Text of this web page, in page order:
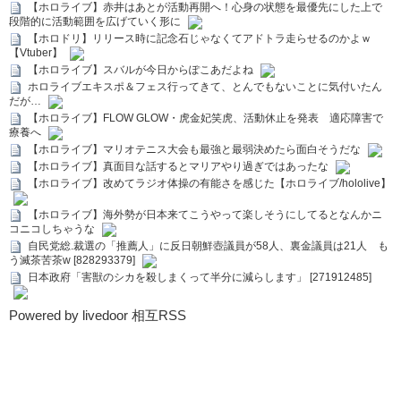
【ホロライブ】赤井はあとが活動再開へ！心身の状態を最優先にした上で
段階的に活動範囲を広げていく形に
【ホロドリ】リリース時に記念石じゃなくてアドトラ走らせるのかよｗ
【Vtuber】
【ホロライブ】スバルが今日からぽこあだよね
ホロライブエキスポ＆フェス行ってきて、とんでもないことに気付いたん
だが…
【ホロライブ】FLOW GLOW・虎金妃笑虎、活動休止を発表 適応障害で
療養へ
【ホロライブ】マリオテニス大会も最強と最弱決めたら面白そうだな
【ホロライブ】真面目な話するとマリアやり過ぎではあったな
【ホロライブ】改めてラジオ体操の有能さを感じた【ホロライブ/hololive】
【ホロライブ】海外勢が日本来てこうやって楽しそうにしてるとなんかニ
コニコしちゃうな
自民党総.裁選の「推薦人」に反日朝鮮壺議員が58人、裏金議員は21人 も
う滅茶苦茶w [828293379]
日本政府「害獣のシカを殺しまくって半分に減らします」 [271912485]
Powered by livedoor 相互RSS